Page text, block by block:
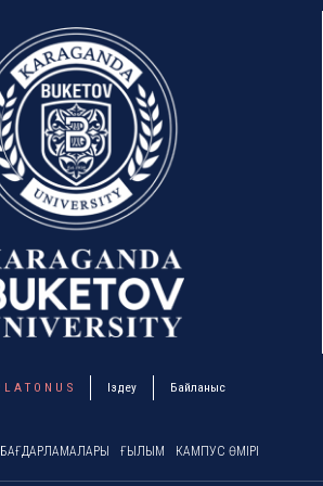
L A T O N U S Іздеу Байланыс
БАҒДАРЛАМАЛАРЫ ҒЫЛЫМ КАМПУС ӨМІРІ